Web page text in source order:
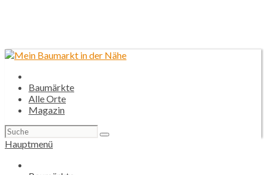
Baumärkte
Alle Orte
Magazin
Suchen
nach:
Hauptmenü